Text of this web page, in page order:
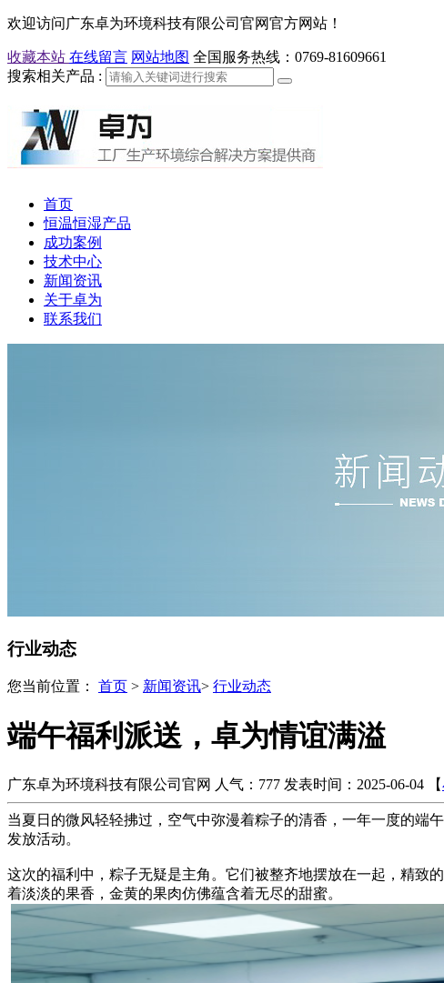
欢迎访问广东卓为环境科技有限公司官网官方网站！
收藏本站 在线留言 网站地图 全国服务热线： 0769-81609661
搜索相关产品 :
首页
恒温恒湿产品
成功案例
技术中心
新闻资讯
关于卓为
联系我们
行业动态
您当前位置： 首页 > 新闻资讯> 行业动态
端午福利派送，卓为情谊满溢
广东卓为环境科技有限公司官网 人气：777 发表时间：2025-06-04 【
当夏日的微风轻轻拂过，空气中弥漫着粽子的清香，一年一度的端
发放活动。
这次的福利中，粽子无疑是主角。它们被整齐地摆放在一起，精致
着淡淡的果香，金黄的果肉仿佛蕴含着无尽的甜蜜。